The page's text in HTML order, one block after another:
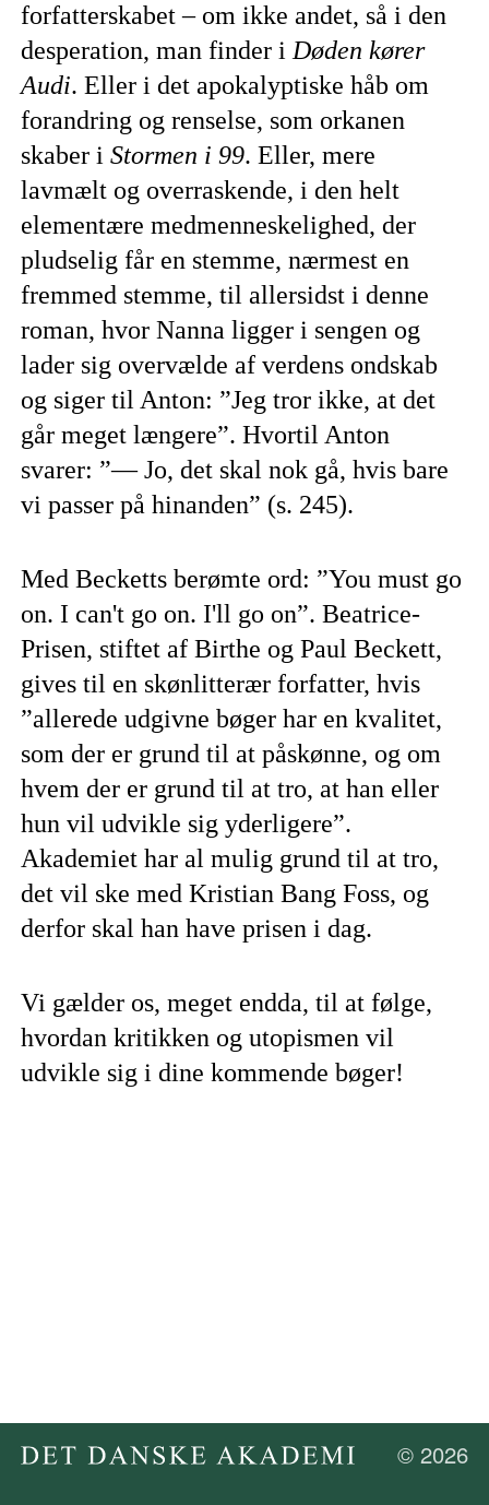
forfatterskabet – om ikke andet, så i den
desperation, man finder i Døden kører
Audi. Eller i det apokalyptiske håb om
forandring og renselse, som orkanen
skaber iStormen i 99. Eller, mere
lavmælt og overraskende, i den helt
elementære medmenneskelighed, der
pludselig får en stemme, nærmest en
fremmed stemme, til allersidst i denne
roman, hvor Nanna ligger i sengen og
lader sig overvælde af verdens ondskab
og siger til Anton: ”Jeg tror ikke, at det
går meget længere”. Hvortil Anton
svarer: ”— Jo, det skal nok gå, hvis bare
vi passer på hinanden” (s. 245).
Med Becketts berømte ord: ”You must go
on. I can't go on. I'll go on”. Beatrice-
Prisen, stiftet af Birthe og Paul Beckett,
gives til en skønlitterær forfatter, hvis
”allerede udgivne bøger har en kvalitet,
som der er grund til at påskønne, og om
hvem der er grund til at tro, at han eller
hun vil udvikle sig yderligere”.
Akademiet har al mulig grund til at tro,
det vil ske med Kristian Bang Foss, og
derfor skal han have prisen i dag.
Vi gælder os, meget endda, til at følge,
hvordan kritikken og utopismen vil
udvikle sig i dine kommende bøger!
© 2026